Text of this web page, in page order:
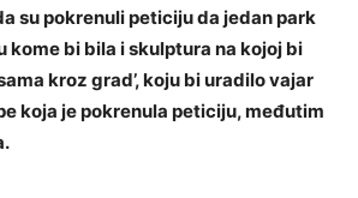
su pokrenuli peticiju da jedan park
kome bi bila i skulptura na kojoj bi
kroz grad’, koju bi uradilo vajar
koja je pokrenula peticiju, međutim